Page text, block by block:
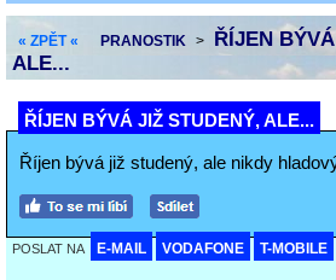
« ZPĚT « PRANOSTIK >
ŘÍJEN
ALE...
ŘÍJEN BÝVÁ JIŽ STUDENÝ, ALE...
Říjen bývá již studený, ale nikdy
POSLAT NA E-MAIL VODAFONE T-MOBILE